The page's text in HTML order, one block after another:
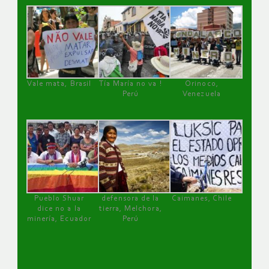
Vale mata, Brasil
Tía María no va !
Perú
Orinoco,
Venezuela
Pueblo Shuar
dice no a la
minería, Ecuador
defensora de la
tierra, Melchora,
Perú
Caimanes, Chile